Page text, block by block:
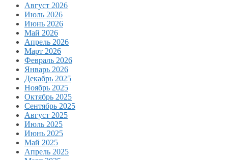
Август 2026
Июль 2026
Июнь 2026
Май 2026
Апрель 2026
Март 2026
Февраль 2026
Январь 2026
Декабрь 2025
Ноябрь 2025
Октябрь 2025
Сентябрь 2025
Август 2025
Июль 2025
Июнь 2025
Май 2025
Апрель 2025